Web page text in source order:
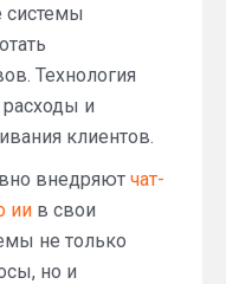
системы
Технология
и
клиентов.
внедряют чат-
ии в свои
не только
но и